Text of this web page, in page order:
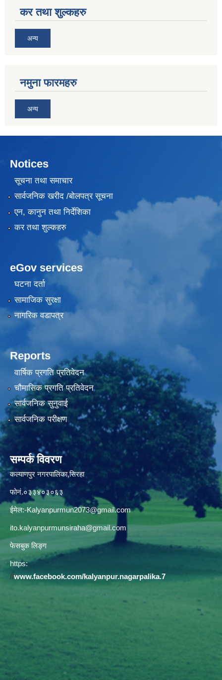
कर तथा शुल्कहरु
अन्य
नमुना फारमहरु
अन्य
Notices
सूचना तथा समाचार
सार्वजनिक खरीद /बोलपत्र सूचना
एन, कानुन तथा निर्देशिका
कर तथा शुल्कहरु
eGov services
घटना दर्ता
सामाजिक सुरक्षा
नागरिक वडापत्र
Reports
वार्षिक प्रगति प्रतिवेदन
चौमासिक प्रगति प्रतिवेदन
सार्वजनिक सुनुवाई
सार्वजनिक परीक्षण
सम्पर्क विवरण
कल्याणपुर नगरपालिका,सिरहा
फोनं.०३३४०३०६३
ईमेल:-Kalyanpurmun2073@gmail.com
ito.kalyanpurmunsiraha@gmail.com
फेसबुक लिङ्ग
https:
//www.facebook.com/kalyanpur.nagarpalika.7